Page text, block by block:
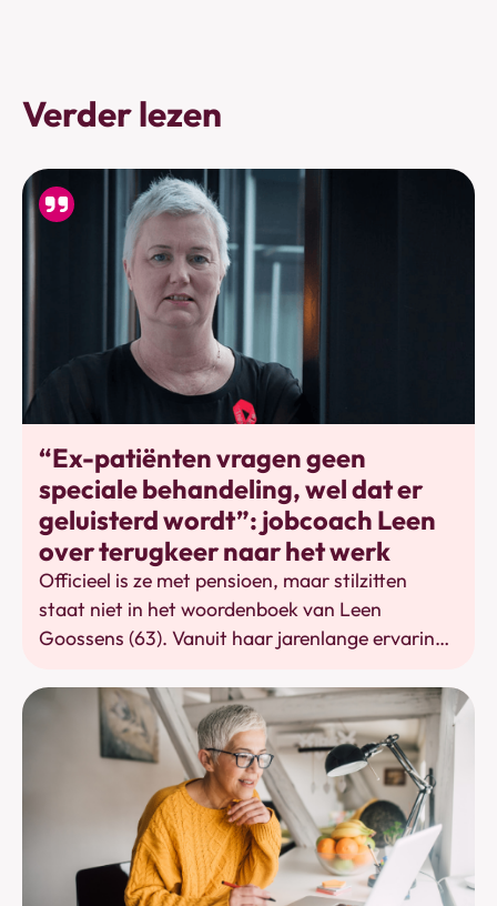
Verder lezen
“Ex-patiënten vragen geen
speciale behandeling, wel dat er
geluisterd wordt”: jobcoach Leen
over terugkeer naar het werk
Officieel is ze met pensioen, maar stilzitten
staat niet in het woordenboek van Leen
Goossens (63). Vanuit haar jarenlange ervaring
begeleidt ze vandaag mensen die na kanker
opnieuw hun weg zoeken richting werk en leven.